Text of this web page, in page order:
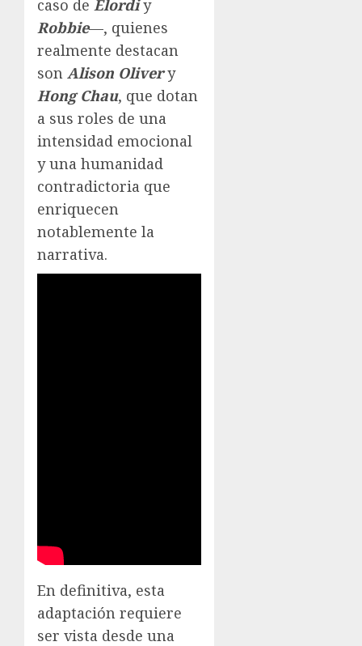
caso de Elordiy
Robbie—, quienes
realmente destacan
son Alison Olivery
Hong Chau, que dotan
a sus roles de una
intensidad emocional
y una humanidad
contradictoria que
enriquecen
notablemente la
narrativa.
En definitiva, esta
adaptación requiere
ser vista desde una